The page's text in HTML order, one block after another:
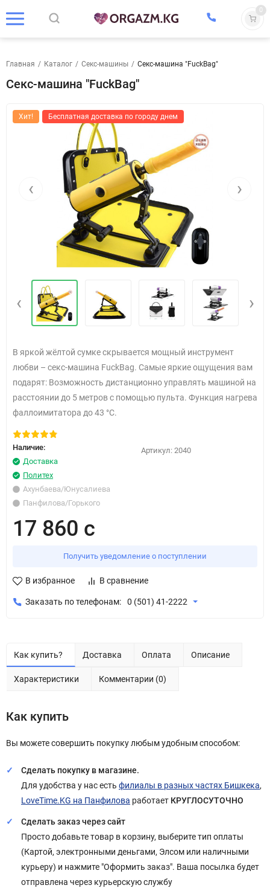
0
Главная / Каталог / Секс-машины / Секс-машина "FuckBag"
Секс-машина "FuckBag"
Хит! Бесплатная доставка по городу днем
‹ ›
‹ ›
В яркой жёлтой сумке скрывается мощный инструмент
любви – секс-машина FuckBag. Самые яркие ощущения вам
подарят: Возможность дистанционно управлять машиной на
расстоянии до 5 метров с помощью пульта. Функция нагрева
фаллоимитатора до 43 °С.
Наличие:
Доставка
Политех
Ахунбаева/Юнусалиева
Панфилова/Горького
Артикул: 2040
17 860 с
Получить уведомление о поступлении
В избранное В сравнение
Заказать по телефонам: 0 (501) 41-2222
Как купить? Доставка Оплата Описание
Характеристики Комментарии (0)
Как купить
Вы можете совершить покупку любым удобным способом:
Сделать покупку в магазине.
Для удобства у нас есть филиалы в разных частях Бишкека,
LoveTime.KG на Панфилова работает КРУГЛОСУТОЧНО
Сделать заказ через сайт
Просто добавьте товар в корзину, выберите тип оплаты
(Картой, электронными деньгами, Элсом или наличными
курьеру) и нажмите "Оформить заказ". Ваша посылка будет
отправлена через курьерскую службу